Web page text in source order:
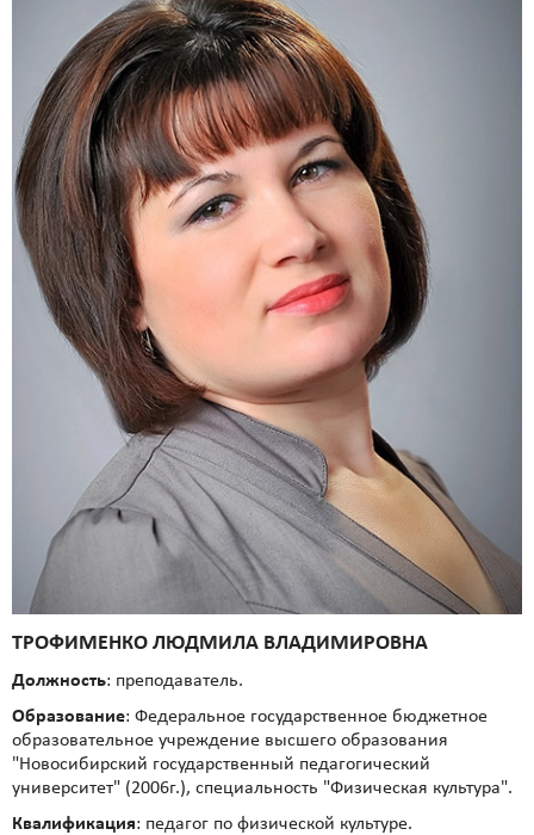
ТРОФИМЕНКО ЛЮДМИЛА ВЛАДИМИРОВНА
Должность: преподаватель.
Образование: Федеральное государственное бюджетное
образовательное учреждение высшего образования
"Новосибирский государственный педагогический
университет" (2006г.), специальность "Физическая культура".
Квалификация: педагог по физической культуре.